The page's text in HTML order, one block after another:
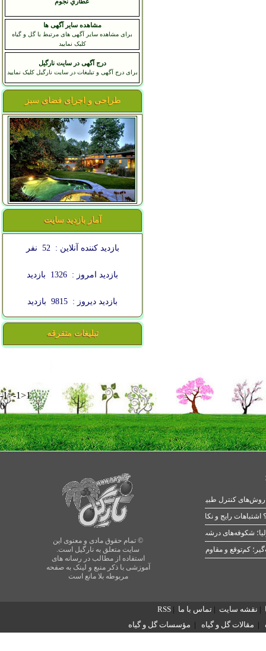
مشاهده سایر آگهی ها
برای مشاهده سایر آگهی های مرتبط با گل و گیاه
کلیک نمایید
درج آگهی در سایت نارگیل
برای درج آگهی و تبلیغات در سایت نارگیل کلیک نمایید
طراحی و اجرای فضای سبز
آمار بازدید سایت
بازدید کننده آنلاین : 52 نفر
بازدید امروز : 1326 بازدید
بازدید دیروز : 9815 بازدید
تبلیغات متفرقه
-1>-1>1
0
© تمام حقوق مادی و معنوی این
سایت متعلق به نارگیل است.
استفاده از مطالب در رسانه های
آموزشی با ذکر منبع و لینک به صفحه
مربوطه بلا مانع است
رایج و نکات طلایی
شکوفه‌های درشت در بهار
| نقشه سایت | تماس با ما |
RSS
| مقالات گل و گیاه | مؤسسات گل و گیاه